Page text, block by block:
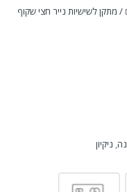
/ מתקן לשישיות נייר חצי שקוף
, ניקיון